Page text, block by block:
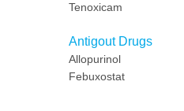
Tenoxicam
Antigout Drugs
Allopurinol
Febuxostat